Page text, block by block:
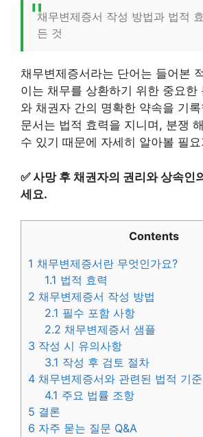
채무변제증서 작성 방법과 법적
든 것
채무변제증서라는 단어는 들어본
이는 채무를 상환하기 위한 중요한
와 채권자 간의 명확한 약속을 기
문서는 법적 효력을 지니며, 분쟁
수 있기 때문에 자세히 알아볼 필
✅사망 후 채권자의 권리와 상속인
세요.
Contents
1 채무변제증서란 무엇인가요?
1.1 법적 효력
2 채무변제증서 작성 방법
2.1 필수 포함 사항
2.2 채무변제증서 샘플
3 작성 시 유의사항
3.1 작성 후 검토 절차
4 채무변제증서와 관련된 법적 기준
4.1 주요 법률 조항
5 결론
6 자주 묻는 질문 Q&A